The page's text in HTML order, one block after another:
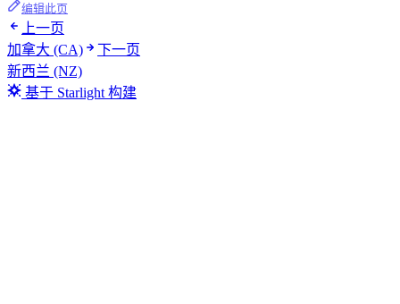
编辑此页
上一页
加拿大 (CA)
下一页
新西兰 (NZ)
基于 Starlight 构建